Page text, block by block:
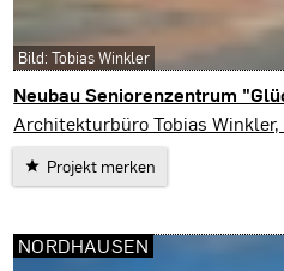
Neubau Seniorenzentrum
Bleicherode
Architekturbüro Tobias Winkler,
Projekt merken
Bild: Tobias Winkler
NORDHAUSEN